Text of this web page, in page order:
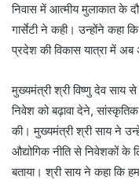
निवास में आत्मीय मुलाकात के
गार्सेटी ने कही। उन्होंने
प्रदेश की विकास यात्रा में अब
मुख्यमंत्री श्री विष्णु देव साय
निवेश को बढ़ावा देने,
की। मुख्यमंत्री श्री साय ने
औद्योगिक नीति से निवेशकों के
बताया। श्री साय ने कहा कि